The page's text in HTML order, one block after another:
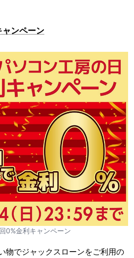
ンペーン
0%金利キャンペーン
物でジャックスローンをご利用の